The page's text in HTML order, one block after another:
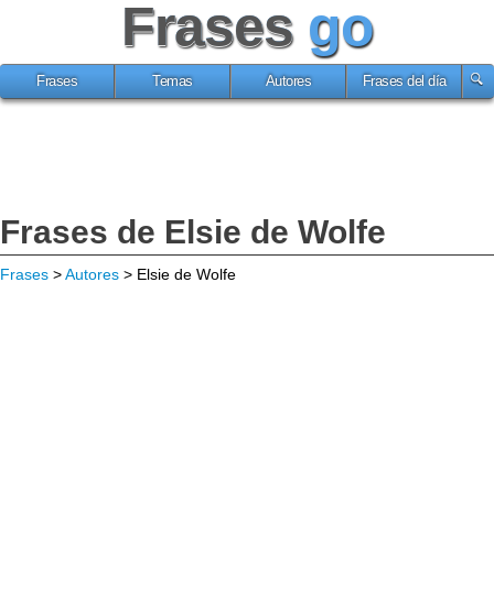
Frases go
Frases Temas Autores Frases del día
Frases de Elsie de Wolfe
Frases >Autores > Elsie de Wolfe